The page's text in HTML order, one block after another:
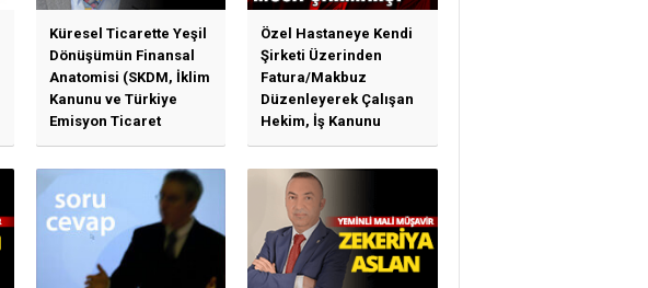
Küresel Ticarette Yeşil
Dönüşümün Finansal
Anatomisi (SKDM, İklim
Kanunu ve Türkiye
Emisyon Ticaret
Sistemi (TR-ETS)
Özel Hastaneye Kendi
Şirketi Üzerinden
Fatura/Makbuz
Düzenleyerek Çalışan
Hekim, İş Kanunu
Hükümlerinden